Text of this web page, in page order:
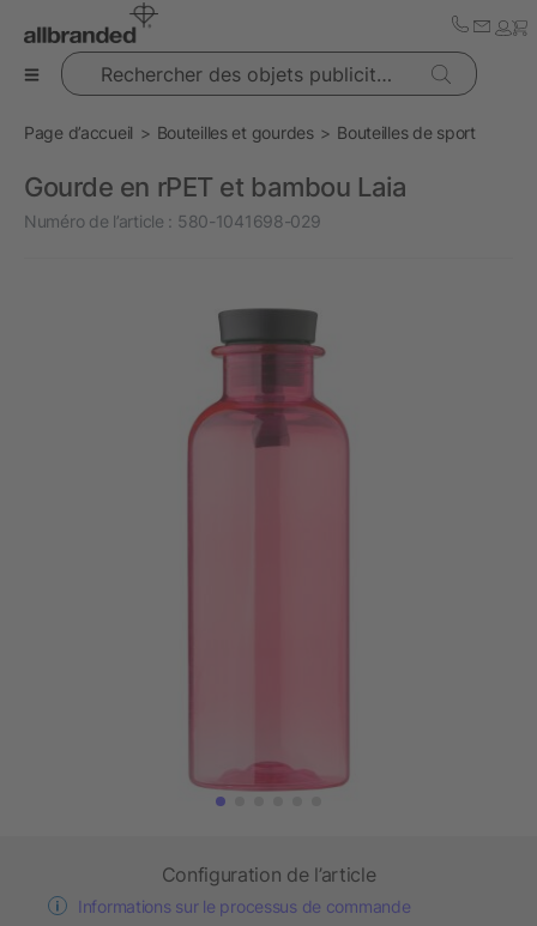
Rechercher des objets publicitaires
Page d’accueil Bouteilles et gourdes Bouteilles de sport
Gourde en rPET et bambou Laia
Numéro de l’article : 580-1041698-029
Configuration de l’article
Informations sur le processus de commande